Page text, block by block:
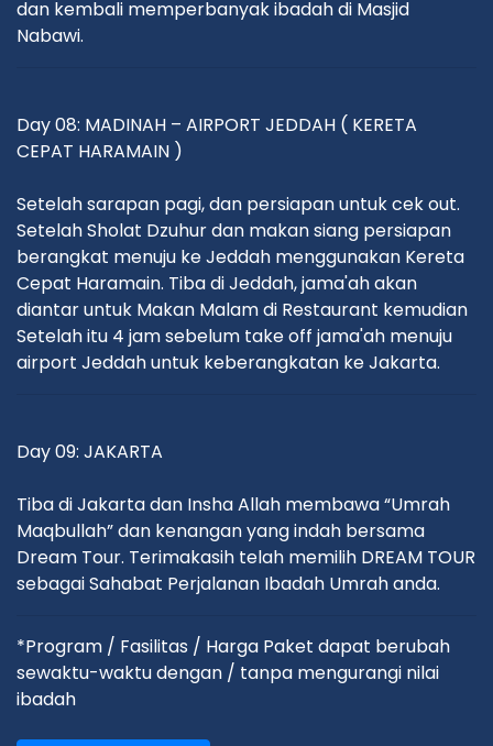
dan kembali memperbanyak ibadah di Masjid
Nabawi.
Day 08: MADINAH – AIRPORT JEDDAH ( KERETA
CEPAT HARAMAIN )
Setelah sarapan pagi, dan persiapan untuk cek out.
Setelah Sholat Dzuhur dan makan siang persiapan
berangkat menuju ke Jeddah menggunakan Kereta
Cepat Haramain. Tiba di Jeddah, jama'ah akan
diantar untuk Makan Malam di Restaurant kemudian
Setelah itu 4 jam sebelum take off jama'ah menuju
airport Jeddah untuk keberangkatan ke Jakarta.
Day 09: JAKARTA
Tiba di Jakarta dan Insha Allah membawa “Umrah
Maqbullah” dan kenangan yang indah bersama
Dream Tour. Terimakasih telah memilih DREAM TOUR
sebagai Sahabat Perjalanan Ibadah Umrah anda.
*Program / Fasilitas / Harga Paket dapat berubah
sewaktu-waktu dengan / tanpa mengurangi nilai
ibadah